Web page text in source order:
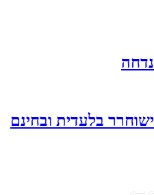
Plants vs. Zombies 2 ישוחרר בלעדית ובחינם